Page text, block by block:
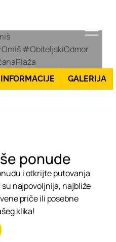
#ObiteljskiOdmor
INFORMACIJE GALERIJA
ponude
i otkrijte putovanja
su najpovoljnija, najbliže
priče ili posebne
klika!